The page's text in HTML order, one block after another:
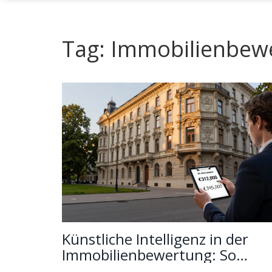
Tag:
Künstliche Intelligenz in der
Immobilienbewertung: So